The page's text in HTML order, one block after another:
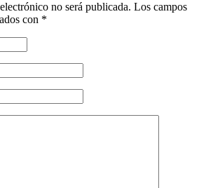
no será publicada. Los campos
con *